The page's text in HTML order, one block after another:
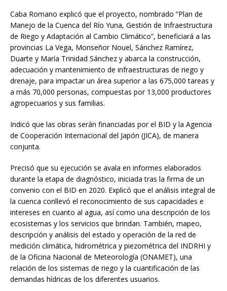
Caba Romano explicó que el proyecto, nombrado “Plan de
Manejo de la Cuenca del Río Yuna, Gestión de Infraestructura
de Riego y Adaptación al Cambio Climático”, beneficiará a las
provincias La Vega, Monseñor Nouel, Sánchez Ramírez,
Duarte y María Trinidad Sánchez y abarca la construcción,
adecuación y mantenimiento de infraestructuras de riego y
drenaje, para impactar un área superior a las 675,000 tareas y
a más 70,000 personas, compuestas por 13,000 productores
agropecuarios y sus familias.
Indicó que las obras serán financiadas por el BID y la Agencia
de Cooperación Internacional del Japón (JICA), de manera
conjunta.
Precisó que su ejecución se avala en informes elaborados
durante la etapa de diagnóstico, iniciada tras la firma de un
convenio con el BID en 2020. Explicó que el análisis integral de
la cuenca conllevó el reconocimiento de sus capacidades e
intereses en cuanto al agua, así como una descripción de los
ecosistemas y los servicios que brindan. También, mapeo,
descripción y análisis del estado y operación de la red de
medición climática, hidrométrica y piezométrica del INDRHI y
de la Oficina Nacional de Meteorología (ONAMET), una
relación de los sistemas de riego y la cuantificación de las
demandas hídricas de los diferentes usuarios.